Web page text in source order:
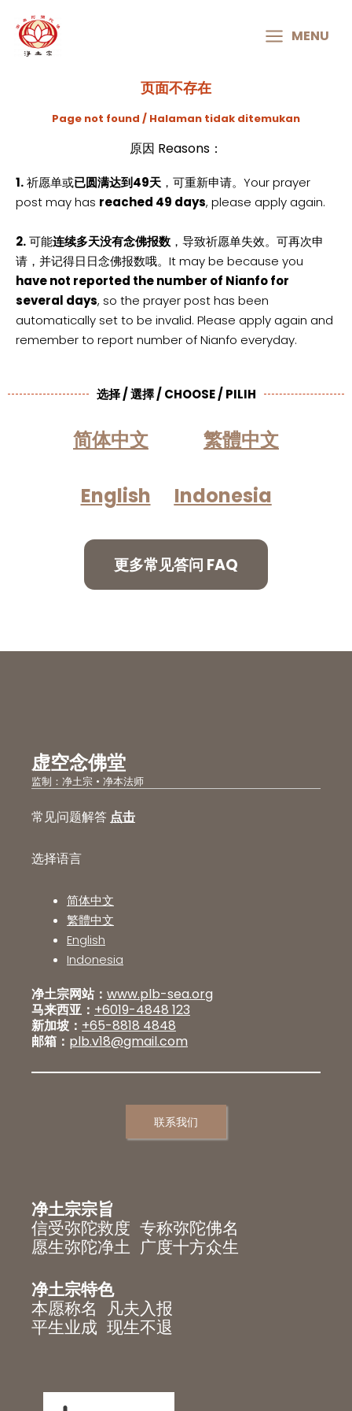
MENU
MENU
页面不存在
Page not found / Halaman tidak ditemukan
原因 Reasons：
1.祈愿单或已圆满达到49天 ，可重新申请。Your prayer
post may has reached 49 days, please apply again.
2.可能连续多天没有念佛报数 ，导致祈愿单失效。可再次申
请，并记得日日念佛报数哦。It may be because you
have not reported the number of Nianfo for
several days, so the prayer post has been
automatically set to be invalid. Please apply again and
remember to report number of Nianfo everyday.
选择 / 選擇 / CHOOSE / PILIH
简体中文 繁體中文
English Indonesia
更多常见答问 FAQ
虚空念佛堂
监制：净土宗 • 净本法师
常见问题解答 点击
选择语言
简体中文
繁體中文
English
Indonesia
净土宗网站： www.plb-sea.org
马来西亚： +6019-4848 123
新加坡： +65-8818 4848
邮箱： plb.v18@gmail.com
联系我们
净土宗宗旨
信受弥陀救度 专称弥陀佛名
愿生弥陀净土 广度十方众生
净土宗特色
本愿称名 凡夫入报
平生业成 现生不退